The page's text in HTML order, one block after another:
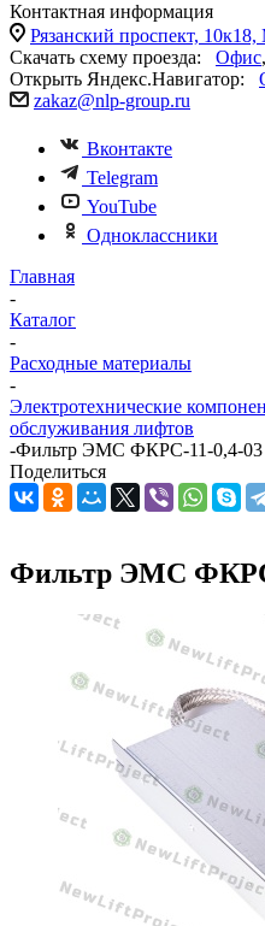
Контактная информация
Рязанский проспект,
Скачать схему проезда: Офис
Открыть Яндекс.Навигатор:
zakaz@nlp-group.ru
Вконтакте
Telegram
YouTube
Одноклассники
Главная
-
Каталог
-
Расходные материалы
-
Электротехнические
обслуживания лифтов
-Фильтр ЭМС ФКРС-11-0,4-03
Поделиться
Фильтр ЭМС